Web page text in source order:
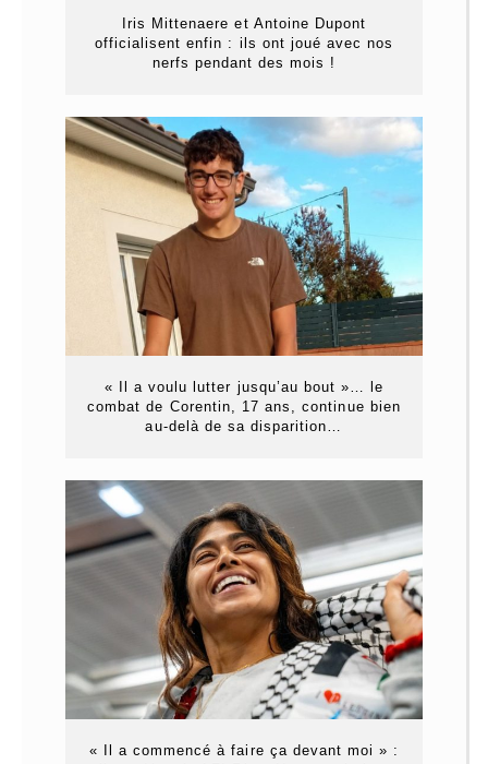
Iris Mittenaere et Antoine Dupont
officialisent enfin : ils ont joué avec nos
nerfs pendant des mois !
« Il a voulu lutter jusqu’au bout »… le
combat de Corentin, 17 ans, continue bien
au-delà de sa disparition…
« Il a commencé à faire ça devant moi » :